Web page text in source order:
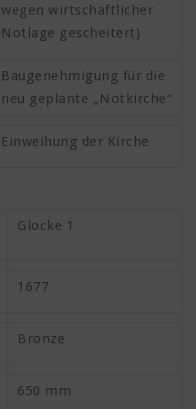
wegen wirtschaftlicher
Notlage gescheitert)
Baugenehmigung für die
neu geplante „Notkirche“
Einweihung der Kirche
Glocke 1
1677
Bronze
650 mm